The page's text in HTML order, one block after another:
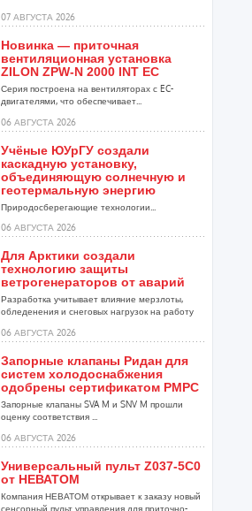
07 АВГУСТА 2026
Новинка — приточная
вентиляционная установка
ZILON ZPW-N 2000 INT EC
Серия построена на вентиляторах с EC-
двигателями, что обеспечивает...
06 АВГУСТА 2026
Учёные ЮУрГУ создали
каскадную установку,
объединяющую солнечную и
геотермальную энергию
Природосберегающие технологии...
06 АВГУСТА 2026
Для Арктики создали
технологию защиты
ветрогенераторов от аварий
Разработка учитывает влияние мерзлоты,
обледенения и снеговых нагрузок на работу
06 АВГУСТА 2026
Запорные клапаны Ридан для
систем холодоснабжения
одобрены сертификатом РМРС
Запорные клапаны SVA M и SNV M прошли
оценку соответствия ...
06 АВГУСТА 2026
Универсальный пульт Z037-5C0
от НЕВАТОМ
Компания НЕВАТОМ открывает к заказу новый
сенсорный пульт управления для приточно-